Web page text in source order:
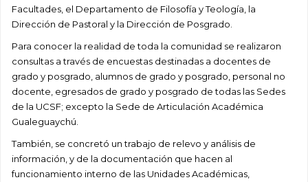
Facultades, el Departamento de Filosofía y Teología, la
Dirección de Pastoral y la Dirección de Posgrado.
Para conocer la realidad de toda la comunidad se realizaron
consultas a través de encuestas destinadas a docentes de
grado y posgrado, alumnos de grado y posgrado, personal no
docente, egresados de grado y posgrado de todas las Sedes
de la UCSF; excepto la Sede de Articulación Académica
Gualeguaychú.
También, se concretó un trabajo de relevo y análisis de
información, y de la documentación que hacen al
funcionamiento interno de las Unidades Académicas,